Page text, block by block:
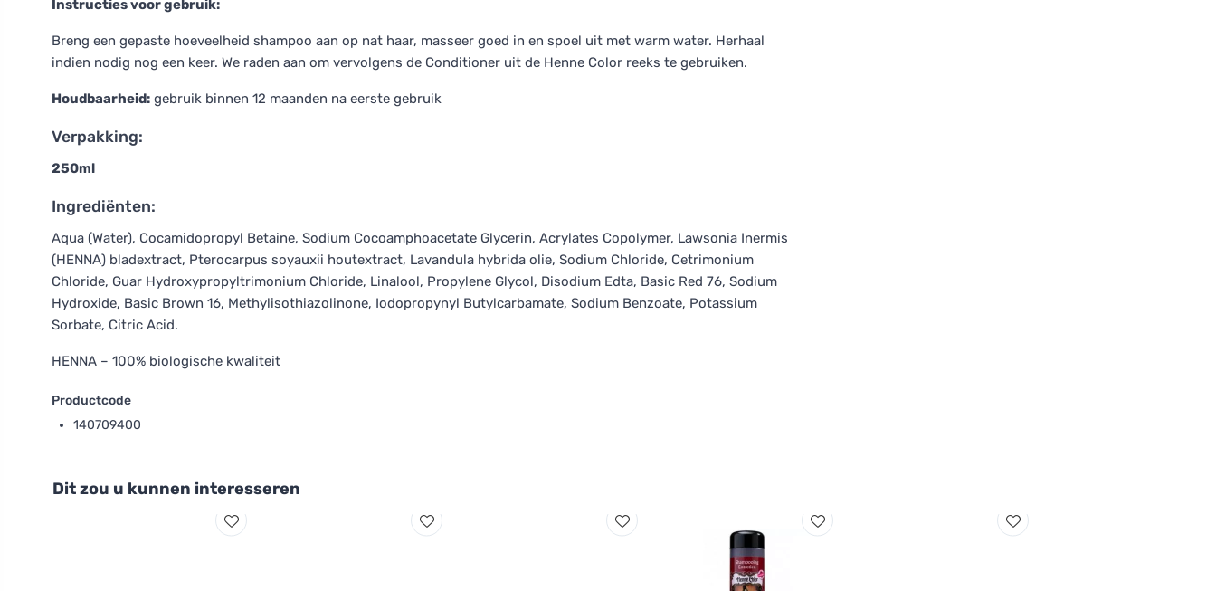
Instructies voor gebruik:
Breng een gepaste hoeveelheid shampoo aan op nat haar, masseer goed in en spoel uit met warm water. Herhaal
indien nodig nog een keer. We raden aan om vervolgens de Conditioner uit de Henne Color reeks te gebruiken.
Houdbaarheid: gebruik binnen 12 maanden na eerste gebruik
Verpakking:
250ml
Ingrediënten:
Aqua (Water), Cocamidopropyl Betaine, Sodium Cocoamphoacetate Glycerin, Acrylates Copolymer, Lawsonia Inermis
(HENNA) bladextract, Pterocarpus soyauxii houtextract, Lavandula hybrida olie, Sodium Chloride, Cetrimonium
Chloride, Guar Hydroxypropyltrimonium Chloride, Linalool, Propylene Glycol, Disodium Edta, Basic Red 76, Sodium
Hydroxide, Basic Brown 16, Methylisothiazolinone, Iodopropynyl Butylcarbamate, Sodium Benzoate, Potassium
Sorbate, Citric Acid.
HENNA – 100% biologische kwaliteit
Productcode
140709400
Dit zou u kunnen interesseren